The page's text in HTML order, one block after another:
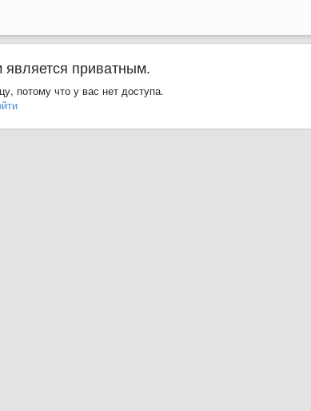
приватным.
потому что у вас нет доступа.